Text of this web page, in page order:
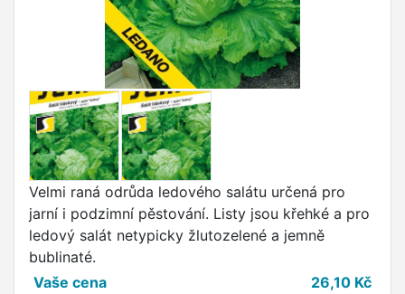
Velmi raná odrůda ledového salátu určená pro
jarní i podzimní pěstování. Listy jsou křehké a pro
ledový salát netypicky žlutozelené a jemně
bublinaté.
Vaše cena
26,10 Kč